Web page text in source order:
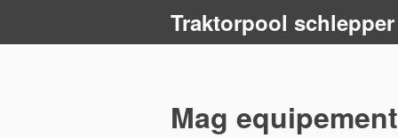
Traktorpool schlepper
Mag equipement